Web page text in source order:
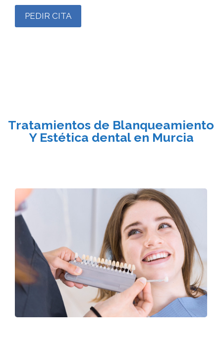
PEDIR CITA
Tratamientos de Blanqueamiento
Y Estética dental en Murcia